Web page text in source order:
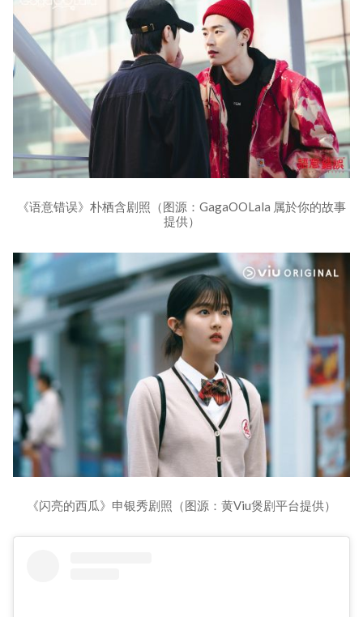
《语意错误》朴栖含剧照（图源：GagaOOLala 属於你的故事
提供）
《闪亮的西瓜》申银秀剧照（图源：黄Viu煲剧平台提供）